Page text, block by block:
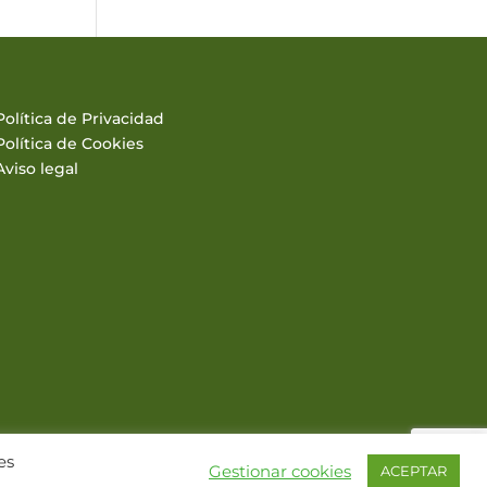
de Privacidad
de Cookies
legal
Gestionar cookies ACEPTAR